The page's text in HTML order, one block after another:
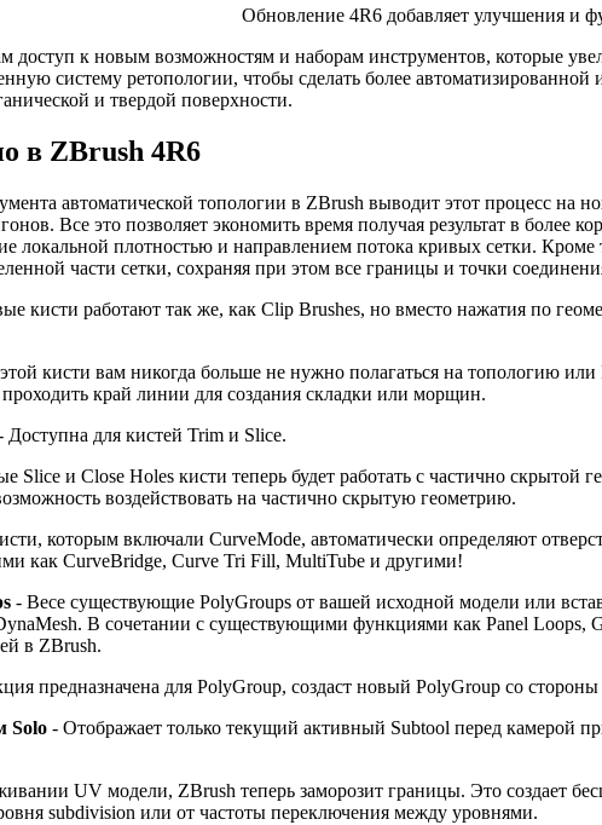
Обновление 4R6 добавляет улучшения и
доступ к новым возможностям и наборам инструментов, которые
систему ретопологии, чтобы сделать более
и твердой поверхности.
в ZBrush 4R6
автоматической топологии в ZBrush выводит этот процесс на
Все это позволяет экономить время получая результат в более
локальной плотностью и направлением потока кривых сетки.
части сетки, сохраняя при этом все границы и точки
кисти работают так же, как Clip Brushes, но вместо нажатия по
кисти вам никогда больше не нужно полагаться на топологию
край линии для создания складки или морщин.
Доступна для кистей Trim и Slice.
Slice и Close Holes кисти теперь будет работать с частично
воздействовать на частично скрытую геометрию.
которым включали CurveMode, автоматически определяют
как CurveBridge, Curve Tri Fill, MultiTube и другими!
- Весе существующие PolyGroups от вашей исходной модели или
В сочетании с существующими функциями как Panel Loops,
в ZBrush.
предназначена для PolyGroup, создаст новый PolyGroup со
Solo- Отображает только текущий активный Subtool перед камерой
UV модели, ZBrush теперь заморозит границы. Это создает
subdivision или от частоты переключения между уровнями.